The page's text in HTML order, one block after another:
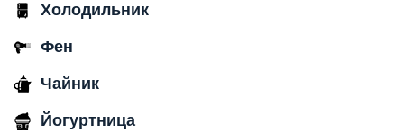
Холодильник
Фен
Чайник
Йогуртница